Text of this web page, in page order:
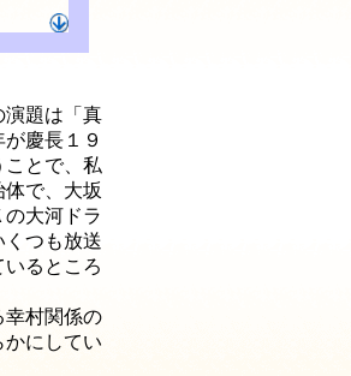
題は「真
慶長１９
とで、私
で、大坂
大河ドラ
つも放送
るところ
村関係の
かにしてい